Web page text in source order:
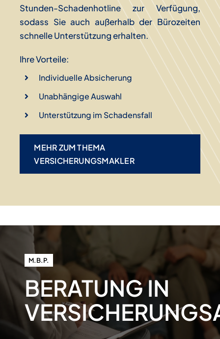
Stunden-Schadenhotline zur Verfügung,
sodass Sie auch außerhalb der Bürozeiten
schnelle Unterstützung erhalten.
Ihre Vorteile:
Individuelle Absicherung
Unabhängige Auswahl
Unterstützung im Schadensfall
MEHR ZUM THEMA
VERSICHERUNGSMAKLER
M.B.P.
BERATUNG IN